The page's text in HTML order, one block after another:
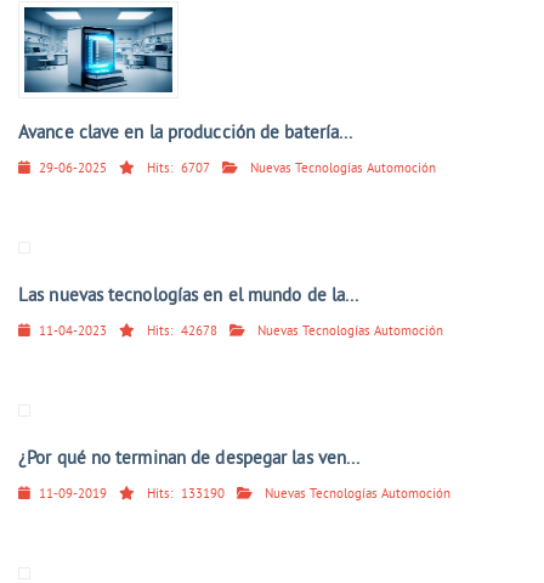
Avance clave en la producción de batería...
29-06-2025 Hits: 6707 Nuevas Tecnologías Automoción
Las nuevas tecnologías en el mundo de la...
11-04-2023 Hits: 42678 Nuevas Tecnologías Automoción
¿Por qué no terminan de despegar las ven...
11-09-2019 Hits: 133190 Nuevas Tecnologías Automoción